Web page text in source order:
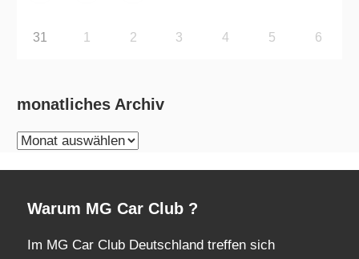
31 1 2 3 4 5 6
monatliches Archiv
monatliches
Warum MG Car Club ?
Im MG Car Club Deutschland treffen sich